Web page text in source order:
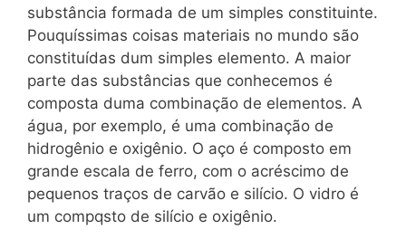
substância formada de um simples constituinte.
Pouquíssimas coisas materiais no mundo são
constituídas dum simples elemento. A maior
parte das substâncias que conhecemos é
composta duma combinação de elementos. A
água, por exemplo, é uma combinação de
hidrogênio e oxigênio. O aço é composto em
grande escala de ferro, com o acréscimo de
pequenos traços de carvão e silício. O vidro é
um compqsto de silício e oxigênio.